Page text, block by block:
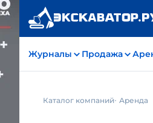
Журналы Продажа
Каталог компаний Аренда